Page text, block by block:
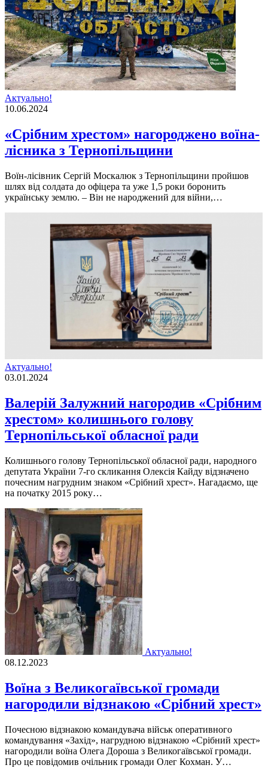
Актуально!
10.06.2024
«Срібним хрестом» нагороджено воїна-
лісника з Тернопільщини
Воїн-лісівник Сергій Москалюк з Тернопільщини пройшов
шлях від солдата до офіцера та уже 1,5 роки боронить
українську землю. – Він не народжений для війни,…
Актуально!
03.01.2024
Валерій Залужний нагородив «Срібним
хрестом» колишнього голову
Тернопільської обласної ради
Колишнього голову Тернопільської обласної ради, народного
депутата України 7-го скликання Олексія Кайду відзначено
почесним нагрудним знаком «Срібний хрест». Нагадаємо, ще
на початку 2015 року…
Актуально!
08.12.2023
Воїна з Великогаївської громади
нагородили відзнакою «Срібний хрест»
Почесною відзнакою командувача військ оперативного
командування «Захід», нагрудною відзнакою «Срібний хрест»
нагородили воїна Олега Дороша з Великогаївської громади.
Про це повідомив очільник громади Олег Кохман. У…